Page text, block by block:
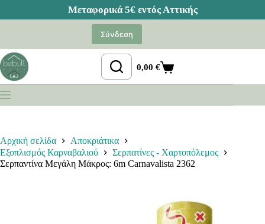
Σύνδεση
Καλάθι
Αγορών
0,00€
Αρχική σελίδα
Αποκριάτικα
Εξοπλισμός Καρναβαλιού
Σερπατίνες - Χαρτοπόλεμος
Σερπαντίνα Μεγάλη Μάκρος: 6m Carnavalista 2362